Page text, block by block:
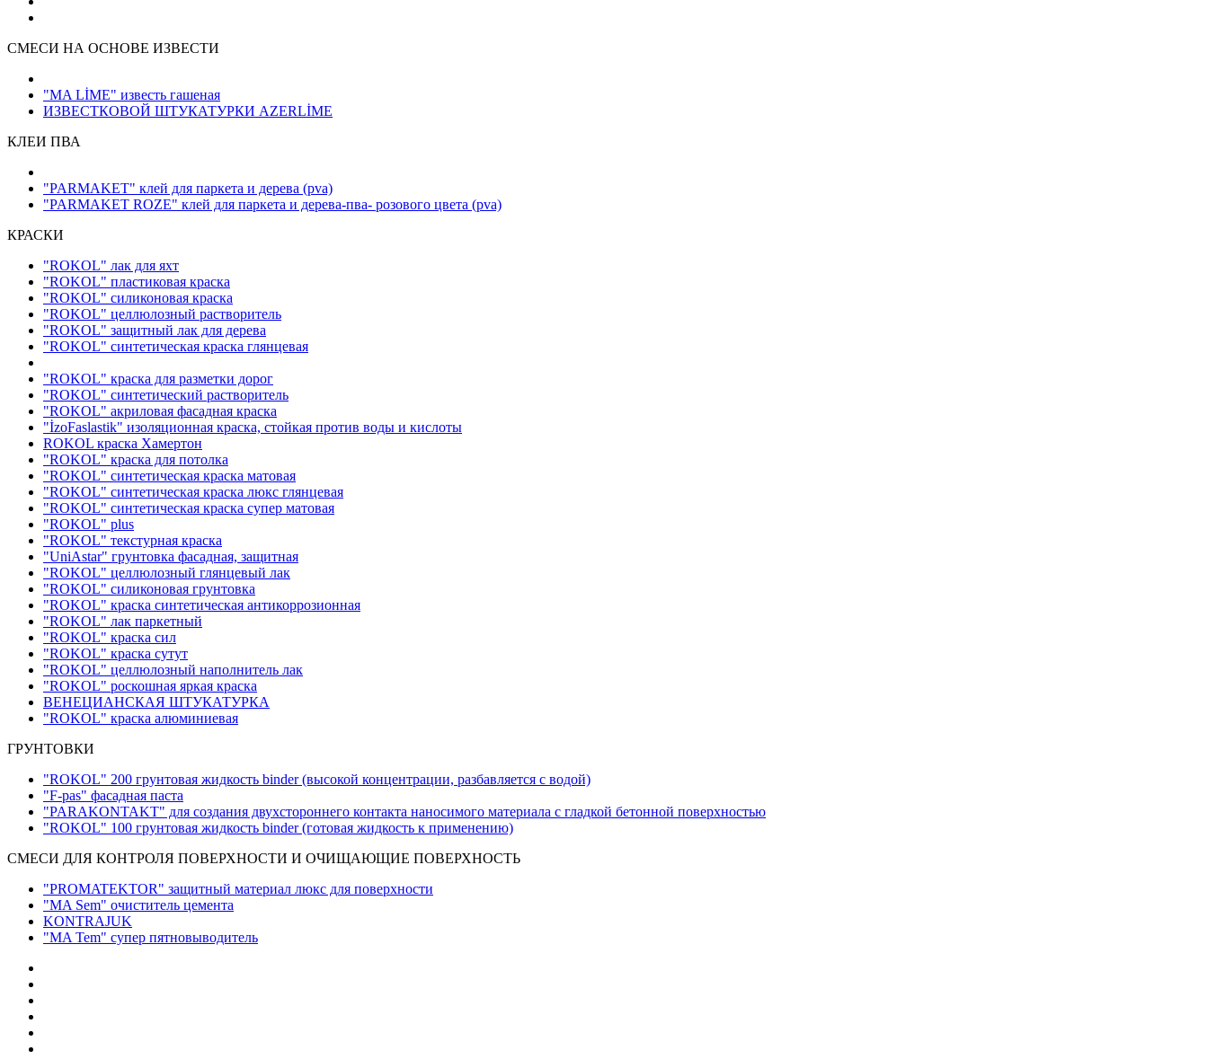
СМЕСИ НА ОСНОВЕ ИЗВЕСТИ
"MA LİME" известь гашеная
ИЗВЕСТКОВОЙ ШТУКАТУРКИ AZERLİME
КЛЕИ ПВА
"PARMAKET" клей для паркета и дерева (pva)
"PARMAKET ROZE" клей для паркета и дерева-пва- розового цвета (pva)
КРАСКИ
"ROKOL" лак для яхт
"ROKOL" пластиковая краска
"ROKOL" силиконовая краска
"ROKOL" целлюлозный растворитель
"ROKOL" защитный лак для дерева
"ROKOL" синтетическая краска глянцевая
"ROKOL" краска для разметки дорог
"ROKOL" синтетический растворитель
"ROKOL" акриловая фасадная краска
"İzoFaslastik" изоляционная краска, стойкая против воды и кислоты
ROKOL краска Хамертон
"ROKOL" краска для потолка
"ROKOL" синтетическая краска матовая
"ROKOL" синтетическая краска люкс глянцевая
"ROKOL" синтетическая краска супер матовая
"ROKOL" plus
"ROKOL" текстурная краска
"UniAstar" грунтовка фасадная, защитная
"ROKOL" целлюлозный глянцевый лак
"ROKOL" силиконовая грунтовка
"ROKOL" краска синтетическая антикоррозионная
"ROKOL" лак паркетный
"ROKOL" краска сил
"ROKOL" краска сутут
"ROKOL" целлюлозный наполнитель лак
"ROKOL" роскошная яркая краска
ВЕНЕЦИАНСКАЯ ШТУКАТУРКА
"ROKOL" краска алюминиевая
ГРУНТОВКИ
"ROKOL" 200 грунтовая жидкость binder (высокой концентрации, разбавляется с водой)
"F-pas" фасадная паста
"PARAKONTAKT" для создания двухстороннего контакта наносимого материала с гладкой бетонной поверхностью
"ROKOL" 100 грунтовая жидкость binder (готовая жидкость к применению)
СМЕСИ ДЛЯ КОНТРОЛЯ ПОВЕРХНОСТИ И ОЧИЩАЮЩИЕ ПОВЕРХНОСТЬ
"PROMATEKTOR" защитный материал люкс для поверхности
"MA Sem" очиститель цемента
KONTRAJUK
"MA Tem" супер пятновыводитель